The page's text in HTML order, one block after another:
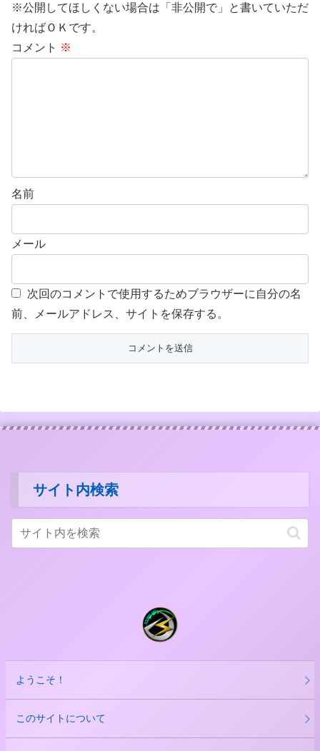
※公開してほしくない場合は「非公開で」と書いていただ
ければＯＫです。
コメント ※
名前
メール
次回のコメントで使用するためブラウザーに自分の名
前、メールアドレス、サイトを保存する。
サイト内検索
ようこそ！
このサイトについて